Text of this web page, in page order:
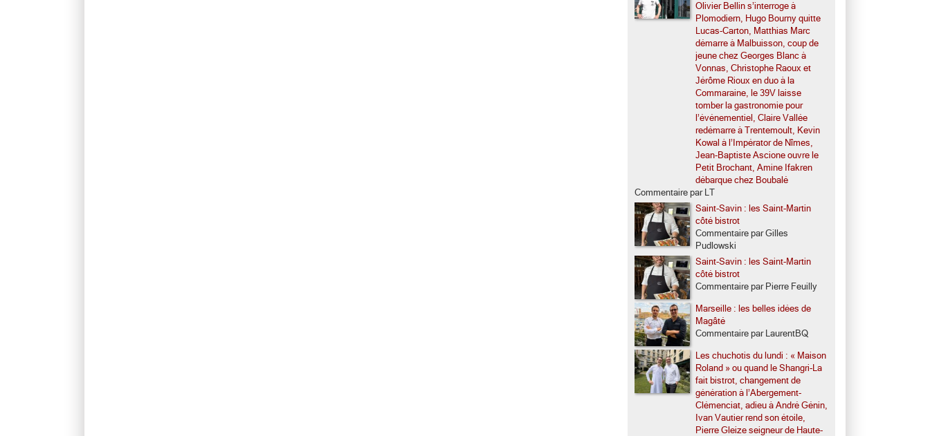
Olivier Bellin s’interroge à
Plomodiern, Hugo Bourny quitte
Lucas-Carton, Matthias Marc
démarre à Malbuisson, coup de
jeune chez Georges Blanc à
Vonnas, Christophe Raoux et
Jérôme Rioux en duo à la
Commaraine, le 39V laisse
tomber la gastronomie pour
l’événementiel, Claire Vallée
redémarre à Trentemoult, Kevin
Kowal à l’Impérator de Nîmes,
Jean-Baptiste Ascione ouvre le
Petit Brochant, Amine Ifakren
débarque chez Boubalé
Commentaire par LT
Saint-Savin : les Saint-Martin
côté bistrot
Commentaire par Gilles
Pudlowski
Saint-Savin : les Saint-Martin
côté bistrot
Commentaire par Pierre Feuilly
Marseille : les belles idées de
Magâté
Commentaire par LaurentBQ
Les chuchotis du lundi : « Maison
Roland » ou quand le Shangri-La
fait bistrot, changement de
génération à l’Abergement-
Clémenciat, adieu à André Génin,
Ivan Vautier rend son étoile,
Pierre Gleize seigneur de Haute-